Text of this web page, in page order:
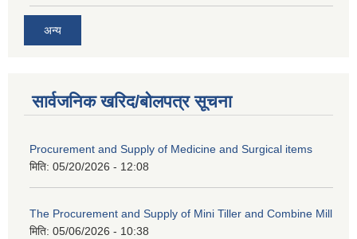
अन्य
सार्वजनिक खरिद/बोलपत्र सूचना
Procurement and Supply of Medicine and Surgical items
मिति: 05/20/2026 - 12:08
The Procurement and Supply of Mini Tiller and Combine Mill
मिति: 05/06/2026 - 10:38